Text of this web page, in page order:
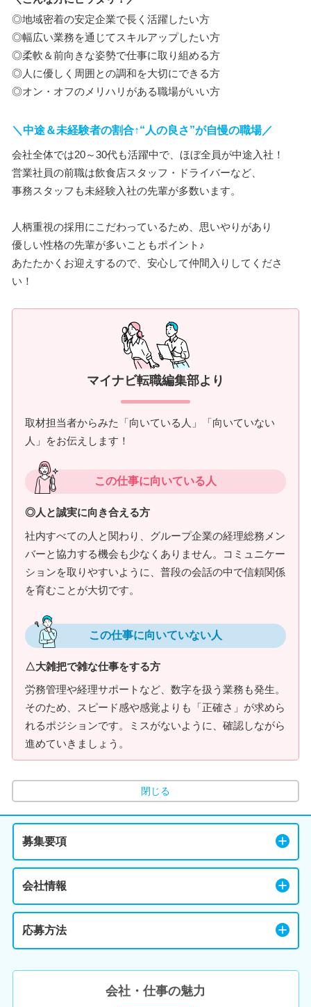
◎地域密着の安定企業で長く活躍したい方
◎幅広い業務を通じてスキルアップしたい方
◎柔軟＆前向きな姿勢で仕事に取り組める方
◎人に優しく周囲との調和を大切にできる方
◎オン・オフのメリハリがある職場がいい方
＼中途＆未経験者の割合↑“人の良さ”が自慢の職場／
会社全体では20～30代も活躍中で、ほぼ全員が中途入社！
営業社員の前職は飲食店スタッフ・ドライバーなど、
事務スタッフも未経験入社の先輩が多数います。
人柄重視の採用にこだわっているため、思いやりがあり
優しい性格の先輩が多いこともポイント♪
あたたかくお迎えするので、安心して仲間入りしてくださ
い！
マイナビ転職編集部より
取材担当者からみた「向いている人」「向いていない
人」をお伝えします！
この仕事に向いている人
◎人と誠実に向き合える方
社内すべての人と関わり、グループ企業の経理総務メン
バーと協力する機会も少なくありません。コミュニケー
ションを取りやすいように、普段の会話の中で信頼関係
を育むことが大切です。
この仕事に向いていない人
△大雑把で雑な仕事をする方
労務管理や経理サポートなど、数字を扱う業務も発生。
そのため、スピード感や感覚よりも「正確さ」が求めら
れるポジションです。ミスがないように、確認しながら
進めていきましょう。
閉じる
募集要項
会社情報
応募方法
会社・仕事の魅力